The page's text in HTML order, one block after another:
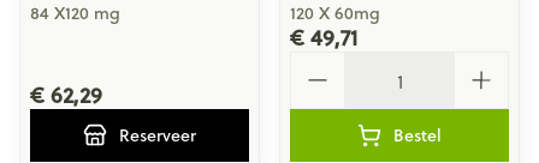
84 X120 mg
€ 62,29
Reserveer
120 X 60mg
€ 49,71
Bestel